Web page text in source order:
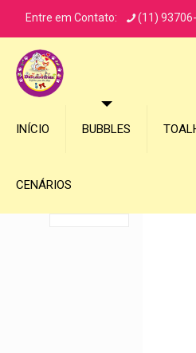
Entre em Contato: (11)
INÍCIO BUBBLES
CENÁRIOS